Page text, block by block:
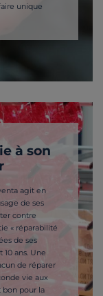
unique
à son
agit en
de ses
contre
« réparabilité
de ses
ans. Une
de réparer
vie aux
bon pour la